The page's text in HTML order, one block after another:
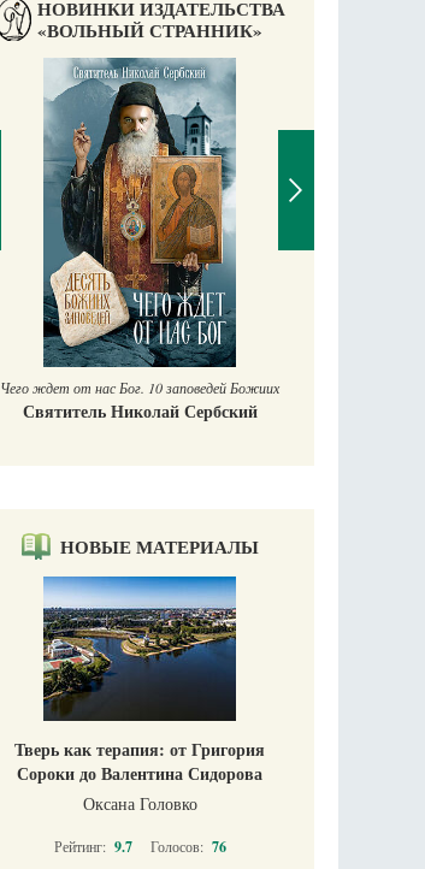
НОВИНКИ ИЗДАТЕЛЬСТВА
«ВОЛЬНЫЙ СТРАННИК»
Чего ждет от нас Бог. 10 заповедей Божиих
Святитель Николай Сербский
НОВЫЕ МАТЕРИАЛЫ
Тверь как терапия: от Григория
Сороки до Валентина Сидорова
Оксана Головко
Рейтинг: 9.7 Голосов: 76